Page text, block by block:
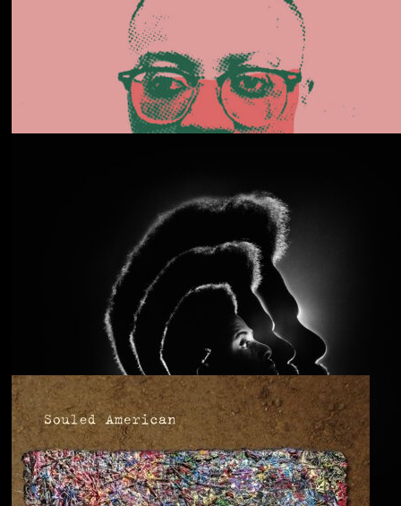
You’re Free to Go